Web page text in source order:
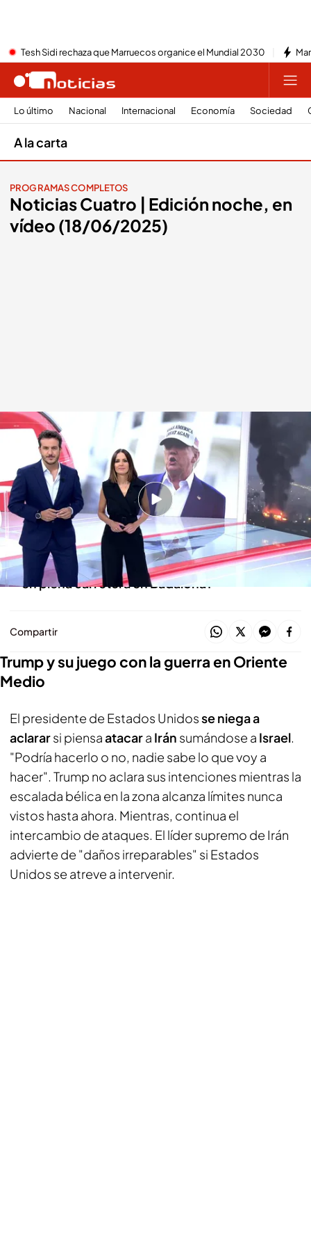
Tesh Sidi rechaza que Marruecos organice el Mundial 2030
Lo último Nacional Internacional Economía Sociedad
A la carta
PROGRAMAS COMPLETOS
Noticias Cuatro | Edición noche, en
vídeo (18/06/2025)
Las noticias, de la mano de Mónica Sanz y Diego Losada
Redacción digital Noticias Cuatro
18 JUN 2025 - 21:38h.
Trump juega al despiste con algo tan peligroso
como otra guerra en Oriente Próximo
¿Quién está detrás de estos saltos acrobáticos
en plena carretera en Badalona?
Compartir
Trump y su juego con la guerra en Oriente
Medio
El presidente de Estados Unidosse niega a
aclararsi piensaatacara Irán sumándose a Israel.
"Podría hacerlo o no, nadie sabe lo que voy a
hacer". Trump no aclara sus intenciones mientras la
escalada bélica en la zona alcanza límites nunca
vistos hasta ahora. Mientras, continua el
intercambio de ataques. El líder supremo de Irán
advierte de "daños irreparables" si Estados
Unidos se atreve a intervenir.